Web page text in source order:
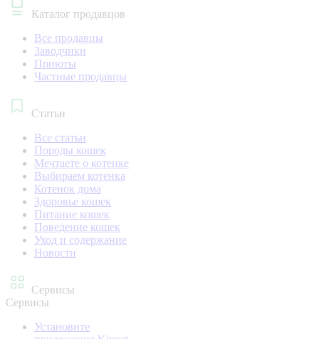
Каталог продавцов
Все продавцы
Заводчики
Приюты
Частные продавцы
Статьи
Все статьи
Породы кошек
Мечтаете о котенке
Выбираем котенка
Котенок дома
Здоровье кошек
Питание кошек
Поведение кошек
Уход и содержание
Новости
Сервисы
Сервисы
Установите